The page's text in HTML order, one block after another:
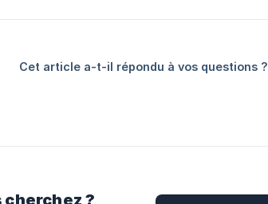
Cet article a-t-il répondu à vos questions ?
?